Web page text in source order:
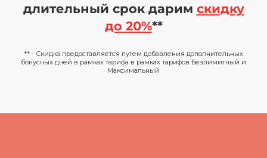
длительный срок дарим скидку
до 20%**
** - Скидка предоставляется путем добавления дополнительных
бонусных дней в рамках тарифа в рамках тарифов Безлимитный и
Максимальный